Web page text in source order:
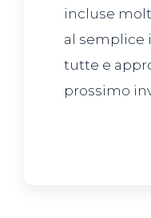
incluse
al semplice
tutte e
prossimo